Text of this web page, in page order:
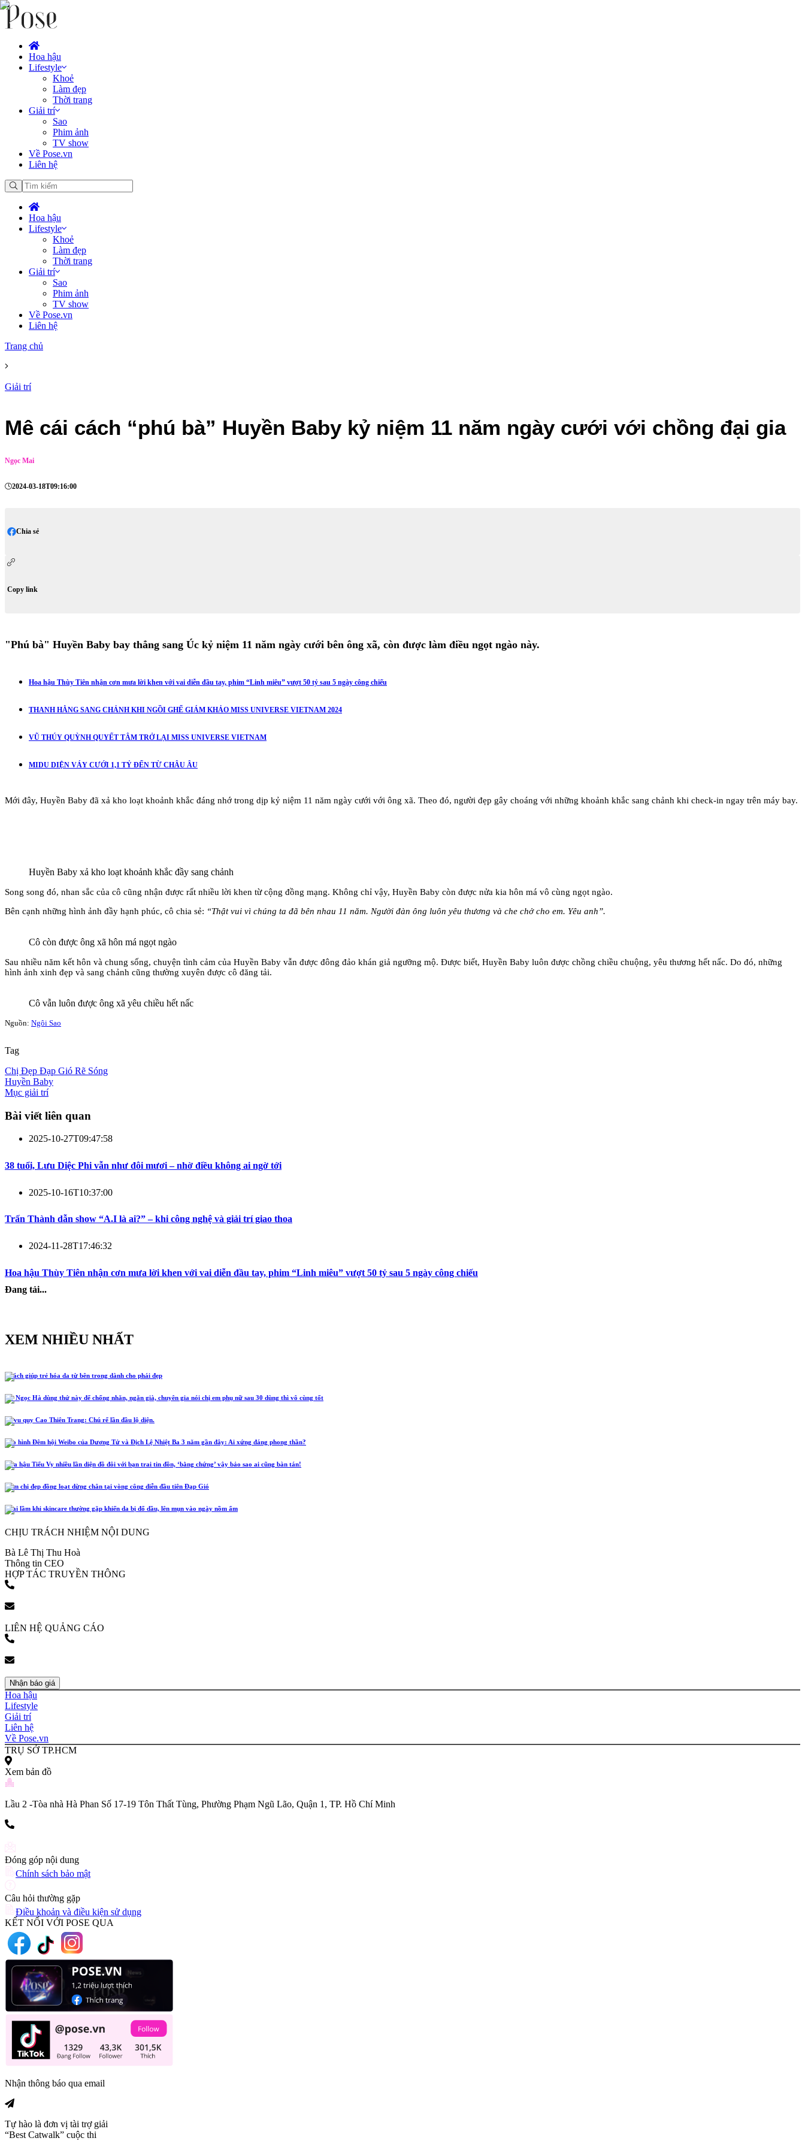
Hoa hậu
Lifestyle
Khoẻ
Làm đẹp
Thời trang
Giải trí
Sao
Phim ảnh
TV show
Về Pose.vn
Liên hệ
Hoa hậu
Lifestyle
Khoẻ
Làm đẹp
Thời trang
Giải trí
Sao
Phim ảnh
TV show
Về Pose.vn
Liên hệ
Trang chủ
Giải trí
Mê cái cách “phú bà” Huyền Baby kỷ niệm 11 năm ngày cưới với chồng đại gia
Ngọc Mai
2024-03-18T09:16:00
Chia sẻ
Copy link
"Phú bà" Huyền Baby bay thẳng sang Úc kỷ niệm 11 năm ngày cưới bên ông xã, còn được làm điều ngọt ngào này.
Hoa hậu Thùy Tiên nhận cơn mưa lời khen với vai diễn đầu tay, phim “Linh miêu” vượt 50 tỷ sau 5 ngày công chiếu
THANH HẰNG SANG CHẢNH KHI NGỒI GHẾ GIÁM KHẢO MISS UNIVERSE VIETNAM 2024
VŨ THÚY QUỲNH QUYẾT TÂM TRỞ LẠI MISS UNIVERSE VIETNAM
MIDU DIỆN VÁY CƯỚI 1,1 TỶ ĐẾN TỪ CHÂU ÂU
Mới đây, Huyền Baby đã xả kho loạt khoảnh khắc đáng nhớ trong dịp kỷ niệm 11 năm ngày cưới với ông xã. Theo đó, người đẹp gây choáng với những khoảnh khắc sang chảnh khi check-in ngay trên máy bay.
Huyền Baby xả kho loạt khoảnh khắc đầy sang chảnh
Song song đó, nhan sắc của cô cũng nhận được rất nhiều lời khen từ cộng đồng mạng. Không chỉ vậy, Huyền Baby còn được nửa kia hôn má vô cùng ngọt ngào.
Bên cạnh những hình ảnh đầy hạnh phúc, cô chia sẻ: “Thật vui vì chúng ta đã bên nhau 11 năm. Người đàn ông luôn yêu thương và che chở cho em. Yêu anh”.
Cô còn được ông xã hôn má ngọt ngào
Sau nhiều năm kết hôn và chung sống, chuyện tình cảm của Huyền Baby vẫn được đông đảo khán giả ngưỡng mộ. Được biết, Huyền Baby luôn được chồng chiều chuộng, yêu thương hết nấc. Do đó, những
hình ảnh xinh đẹp và sang chảnh cũng thường xuyên được cô đăng tải.
Cô vẫn luôn được ông xã yêu chiều hết nấc
Nguồn: Ngôi Sao
Tag
Chị Đẹp Đạp Gió Rẽ Sóng
Huyền Baby
Mục giải trí
Bài viết liên quan
2025-10-27T09:47:58
38 tuổi, Lưu Diệc Phi vẫn như đôi mươi – nhờ điều không ai ngờ tới
2025-10-16T10:37:00
Trấn Thành dẫn show “A.I là ai?” – khi công nghệ và giải trí giao thoa
2024-11-28T17:46:32
Hoa hậu Thùy Tiên nhận cơn mưa lời khen với vai diễn đầu tay, phim “Linh miêu” vượt 50 tỷ sau 5 ngày công chiếu
Đang tải...
XEM NHIỀU NHẤT
5 cách giúp trẻ hóa da từ bên trong dành cho phái đẹp
Hồ Ngọc Hà dùng thứ này để chống nhăn, ngăn già, chuyên gia nói chị em phụ nữ sau 30 dùng thì vô cùng tốt
Lễ vu quy Cao Thiên Trang: Chú rể lần đầu lộ diện.
Tạo hình Đêm hội Weibo của Dương Tử và Địch Lệ Nhiệt Ba 3 năm gần đây: Ai xứng đáng phong thần?
Hoa hậu Tiểu Vy nhiều lần diện đồ đôi với bạn trai tin đồn, ‘bằng chứng’ vậy bảo sao ai cũng bàn tán!
Năm chị đẹp đồng loạt dừng chân tại vòng công diễn đầu tiên Đạp Gió
4 sai lầm khi skincare thường gặp khiến da bị đổ dầu, lên mụn vào ngày nồm ẩm
CHỊU TRÁCH NHIỆM NỘI DUNG
Bà Lê Thị Thu Hoà
Thông tin CEO
HỢP TÁC TRUYỀN THÔNG
LIÊN HỆ QUẢNG CÁO
Nhận báo giá
Hoa hậu
Lifestyle
Giải trí
Liên hệ
Về Pose.vn
TRỤ SỞ TP.HCM
Xem bản đồ
Lầu 2 -Tòa nhà Hà Phan Số 17-19 Tôn Thất Tùng, Phường Phạm Ngũ Lão, Quận 1, TP. Hồ Chí Minh
Đóng góp nội dung
Chính sách bảo mật
Câu hỏi thường gặp
Điều khoản và điều kiện sử dụng
KẾT NỐI VỚI POSE QUA
Nhận thông báo qua email
Tự hào là đơn vị tài trợ giải
“Best Catwalk” cuộc thi